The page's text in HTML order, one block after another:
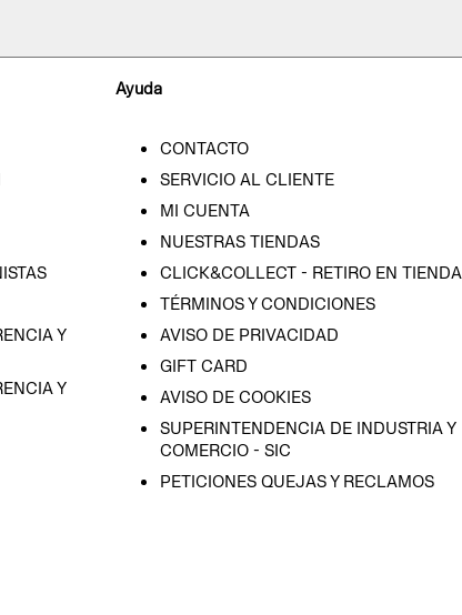
Y
Y
Ayuda
CONTACTO
SERVICIO AL CLIENTE
MI CUENTA
NUESTRAS TIENDAS
CLICK&COLLECT - RETIRO EN TIENDA
TÉRMINOS Y CONDICIONES
AVISO DE PRIVACIDAD
GIFT CARD
AVISO DE COOKIES
SUPERINTENDENCIA DE INDUSTRIA Y
COMERCIO - SIC
PETICIONES QUEJAS Y RECLAMOS